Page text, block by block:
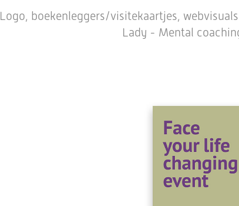
Logo, boekenleggers/visitekaartjes,
Lady - Mental